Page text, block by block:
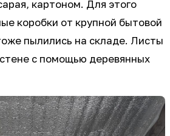
картоном. Для этого
коробки от крупной бытовой
пылились на складе. Листы
с помощью деревянных